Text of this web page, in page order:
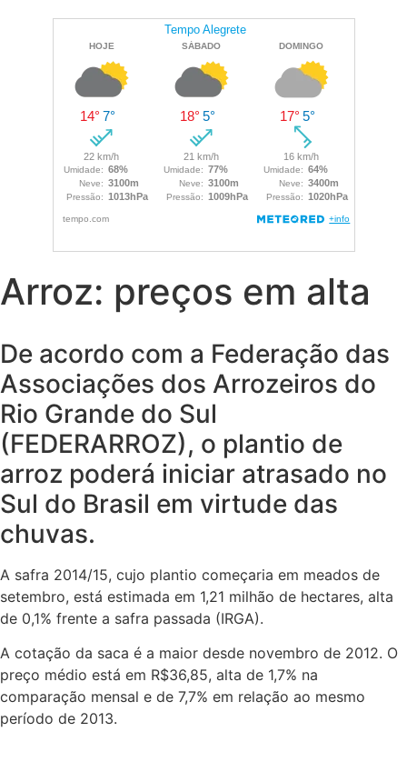
Arroz: preços em alta
De acordo com a Federação das
Associações dos Arrozeiros do
Rio Grande do Sul
(FEDERARROZ), o plantio de
arroz poderá iniciar atrasado no
Sul do Brasil em virtude das
chuvas.
A safra 2014/15, cujo plantio começaria em meados de
setembro, está estimada em 1,21 milhão de hectares, alta
de 0,1% frente a safra passada (IRGA).
A cotação da saca é a maior desde novembro de 2012. O
preço médio está em R$36,85, alta de 1,7% na
comparação mensal e de 7,7% em relação ao mesmo
período de 2013.